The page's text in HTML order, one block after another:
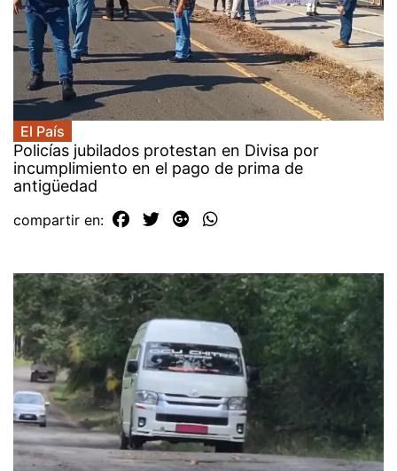
El País
Policías jubilados protestan en Divisa por
incumplimiento en el pago de prima de
antigüedad
compartir en: